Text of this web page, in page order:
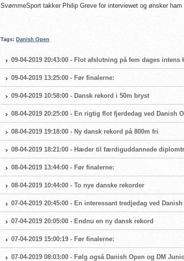
SvømmeSport takker Philip Greve for interviewet og ønsker ham
Tags: Danish Open
09-04-2019 20:43:00 - Flot afslutning på fem dages
09-04-2019 13:25:00 - Før finalerne:
09-04-2019 10:58:00 - Dansk rekord i 50m bryst
08-04-2019 20:25:00 - En rigtig flot fjerdedag ved Danish
08-04-2019 19:18:00 - Ny dansk rekord på 800m fri
08-04-2019 18:21:00 - Hæder til færdiguddannede
08-04-2019 13:44:00 - Før finalerne:
08-04-2019 10:44:00 - To nye danske rekorder
07-04-2019 20:45:00 - En interessant tredjedag ved
07-04-2019 20:05:00 - Endnu en ny dansk rekord
07-04-2019 15:00:19 - Før finalerne:
07-04-2019 08:03:00 - Følg også Danish Open og DM